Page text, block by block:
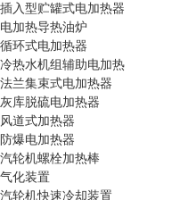
插入型贮罐式电加热器
电加热导热油炉
循环式电加热器
冷热水机组辅助电加热
法兰集束式电加热器
灰库脱硫电加热器
风道式加热器
防爆电加热器
汽轮机螺栓加热棒
气化装置
汽轮机快速冷却装置